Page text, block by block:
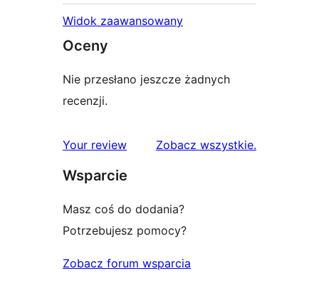
Widok zaawansowany
Oceny
Nie przesłano jeszcze żadnych
recenzji.
Your review Zobacz wszystkierecenzje
.
Wsparcie
Masz coś do dodania?
Potrzebujesz pomocy?
Zobacz forum wsparcia